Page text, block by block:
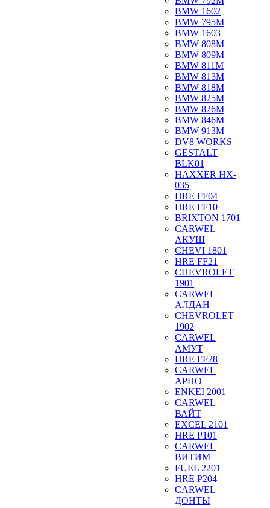
BMW 1602
BMW 795M
BMW 1603
BMW 808M
BMW 809M
BMW 811M
BMW 813M
BMW 818M
BMW 825M
BMW 826M
BMW 846M
BMW 913M
DV8 WORKS
GESTALT
BLK01
HAXXER HX-
035
HRE FF04
HRE FF10
BRIXTON 1701
CARWEL
АКУШ
CHEVI 1801
HRE FF21
CHEVROLET
1901
CARWEL
АЛДАН
CHEVROLET
1902
CARWEL
АМУТ
HRE FF28
CARWEL
АРНО
ENKEI 2001
CARWEL
ВАЙТ
EXCEL 2101
HRE P101
CARWEL
ВИТИМ
FUEL 2201
HRE P204
CARWEL
ДОНТЫ